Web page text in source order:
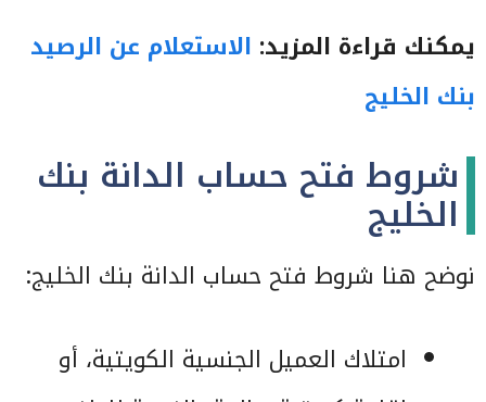
يمكنك قراءة المزيد: الاستعلام عن الرصيد
بنك الخليج
شروط فتح حساب الدانة بنك
الخليج
نوضح هنا شروط فتح حساب الدانة بنك الخليج:
امتلاك العميل الجنسية الكويتية، أو